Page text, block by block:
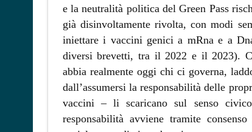
e la neutralità politica del Green Pass
già disinvoltamente rivolta, con modi
iniettare i vaccini genici a mRna e a
diversi brevetti, tra il 2022 e il 2023).
abbia realmente oggi chi ci governa,
dall’assumersi la responsabilità delle
vaccini – li scaricano sul senso
responsabilità avviene tramite